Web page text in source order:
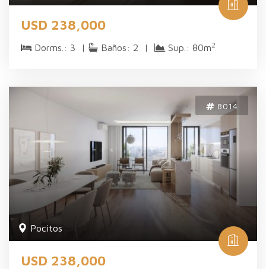
USD 238,000
Dorms.: 3 | Baños: 2 | Sup.: 80m2
8014
Pocitos
USD 238,000